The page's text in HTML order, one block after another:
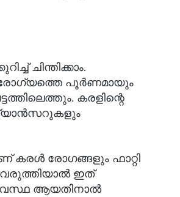
ചിന്തിക്കാം.
പൂർണമായും
കരളിന്റെ
ക്യാൻസറുകളും
കരൾ രോഗങ്ങളും ഫാറ്റി
വരുത്തിയാൽ ഇത്
ആയതിനാൽ